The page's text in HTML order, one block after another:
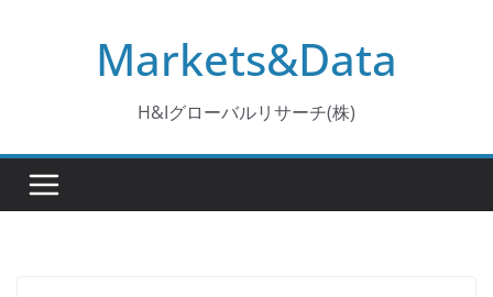
Markets&Data
H&Iグローバルリサーチ(株)